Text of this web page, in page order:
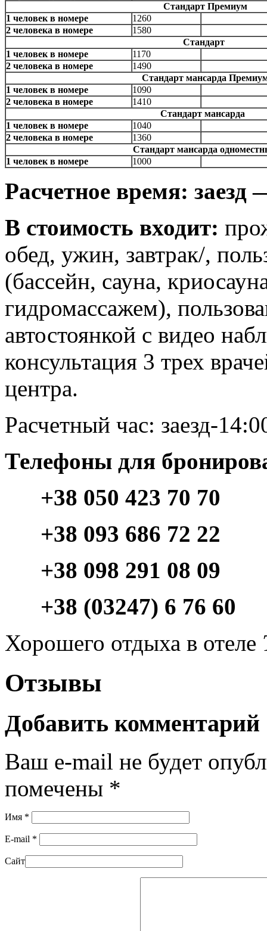
Стандарт Премиум
1 человек в номере
1260
2 человека в номере
1580
Стандарт
1 человек в номере
1170
2 человека в номере
1490
Стандарт мансарда
1 человек в номере
1090
2 человека в номере
1410
Стандарт мансарда
1 человек в номере
1040
2 человека в номере
1360
Стандарт мансарда
1 человек в номере
1000
Расчетное время: заезд
В стоимость входит:
обед, ужин, завтрак/,
(бассейн, сауна,
гидромассажем),
автостоянкой с видео
консультация 3 трех
центра.
Расчетный час: заезд-
Телефоны для
+38 050 423 70 70
+38 093 686 72 22
+38 098 291 08 09
+38 (03247) 6 76 60
Хорошего отдыха в отеле
Отзывы
Добавить комментарий
Ваш e-mail не будет
помечены *
Имя *
E-mail *
Сайт